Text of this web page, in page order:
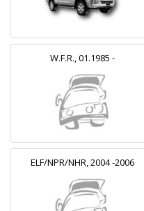
W.F.R., 01.1985 -
ELF/NPR/NHR, 2004 -2006